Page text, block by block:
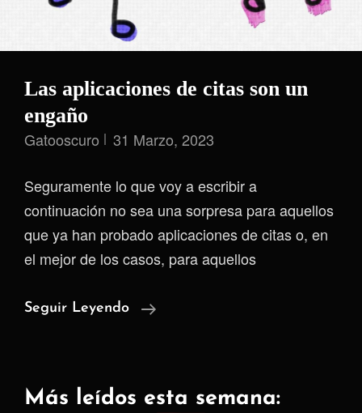
Las aplicaciones de citas son un
engaño
Gatooscuro 31 Marzo, 2023
Seguramente lo que voy a escribir a
continuación no sea una sorpresa para aquellos
que ya han probado aplicaciones de citas o, en
el mejor de los casos, para aquellos
Seguir Leyendo
Las
Son
Más leídos esta semana: